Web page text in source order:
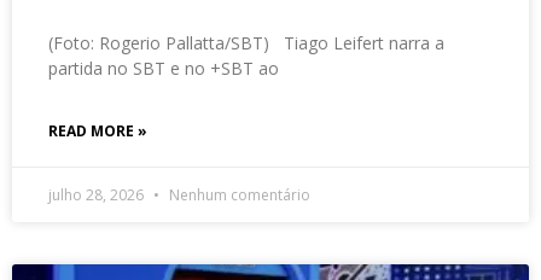
(Foto: Rogerio Pallatta/SBT) Tiago Leifert narra a
partida no SBT e no +SBT ao
READ MORE »
julho 28, 2026 Nenhum comentário